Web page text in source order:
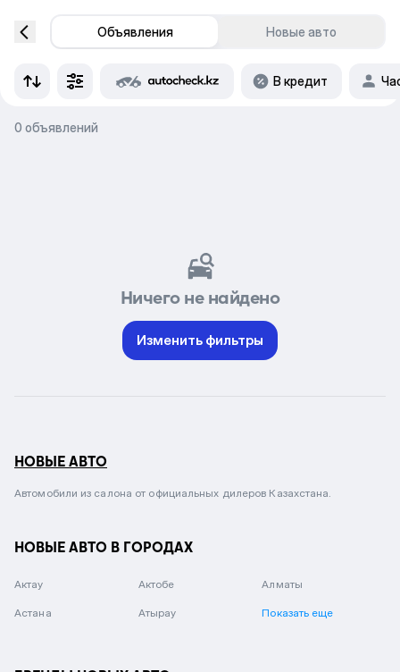
Объявления Новые авто
В кредит
0 объявлений
Ничего не найдено
Изменить фильтры
НОВЫЕ АВТО
Автомобили из салона от официальных дилеров Казахстана.
НОВЫЕ АВТО В ГОРОДАХ
Актау Актобе Алматы
Астана Атырау Показать еще